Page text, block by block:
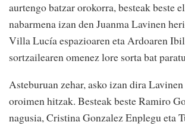
aurtengo batzar orokorra, besteak beste
nabarmena izan den Juanma Lavinen
Villa Lucía espazioaren eta Ardoaren
sortzailearen omenez lore sorta bat
Asteburuan zehar, asko izan dira
oroimen hitzak. Besteak beste Ramiro
nagusia, Cristina Gonzalez Enplegu eta